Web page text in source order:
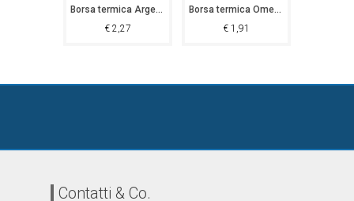
Borsa termica Argegno
€2,27
Borsa termica Omegna
€1,91
Contatti & Co.